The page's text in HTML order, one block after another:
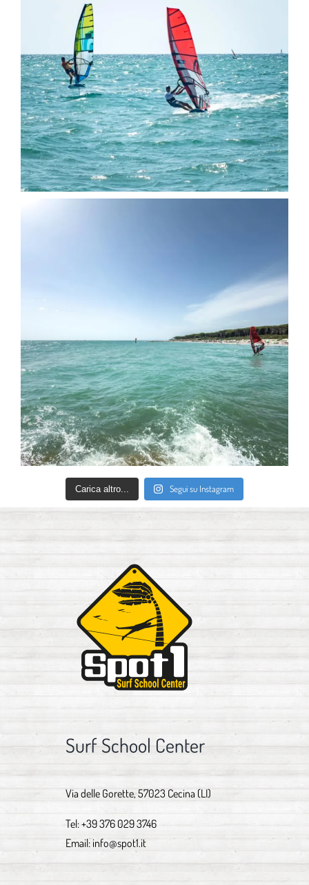
Carica altro... Segui su Instagram
Surf School Center
Via delle Gorette, 57023 Cecina (LI)
Tel:+39 376 029 3746
Email: info@spot1.it